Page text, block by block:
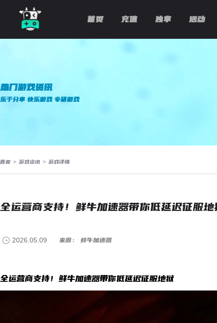
首页 充值 独享 活动
热门游戏资讯
乐于分享 快乐游戏 专研游戏
首页 > 游戏资讯 > 游戏详情
全运营商支持！鲜牛加速器带你低延迟征服地
2026.05.09 来源： 鲜牛加速器
全运营商支持！鲜牛加速器带你低延迟征服地狱